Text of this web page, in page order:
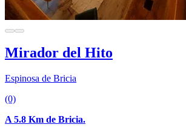
Mirador del Hito
Espinosa de Bricia
(0)
A 5.8 Km de Bricia.